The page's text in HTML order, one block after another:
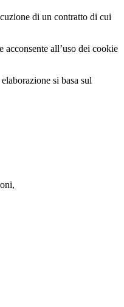
di un contratto di cui
acconsente all’uso dei cookie
si basa sul